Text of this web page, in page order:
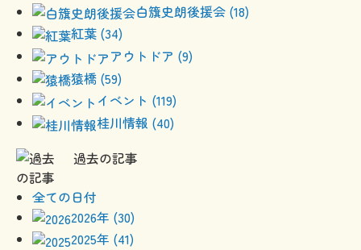
白籏史朗後援会 (18)
紅葉 (34)
アウトドア (9)
猿橋 (59)
イベント (119)
桂川情報 (40)
過去の記事
全ての日付
2026年 (30)
2025年 (41)